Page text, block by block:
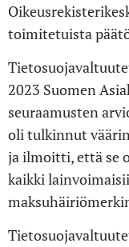
toimitetuista
2023 Suomen
seuraamusten
oli tulkinnut
ja ilmoitti, että se
kaikki